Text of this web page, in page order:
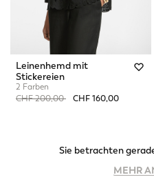
Leinenhemd mit
Stickereien
2 Farben
Price reduced from
CHF 200,00toCHF 160,00
Sie betrachten
MEHR